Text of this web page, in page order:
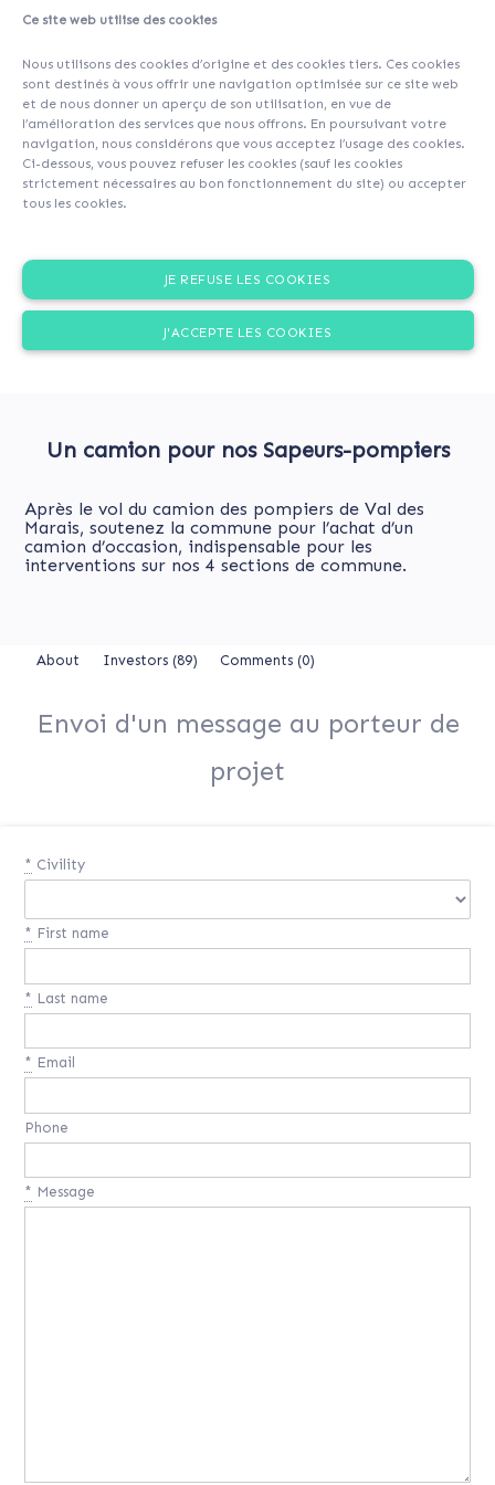
Ce site web utilise des cookies
Nous utilisons des cookies d’origine et des cookies tiers. Ces cookies
sont destinés à vous offrir une navigation optimisée sur ce site web
et de nous donner un aperçu de son utilisation, en vue de
l’amélioration des services que nous offrons. En poursuivant votre
navigation, nous considérons que vous acceptez l’usage des cookies.
Ci-dessous, vous pouvez refuser les cookies (sauf les cookies
strictement nécessaires au bon fonctionnement du site) ou accepter
tous les cookies.
JE REFUSE LES COOKIES
J'ACCEPTE LES COOKIES
Un camion pour nos Sapeurs-pompiers
Après le vol du camion des pompiers de Val des
Marais, soutenez la commune pour l’achat d’un
camion d’occasion, indispensable pour les
interventions sur nos 4 sections de commune.
About Investors (89) Comments (0)
Envoi d'un message au porteur de
projet
* Civility
* First name
* Last name
* Email
Phone
* Message